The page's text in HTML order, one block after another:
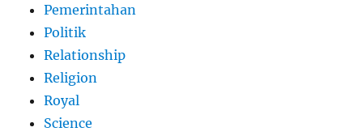
Pemerintahan
Politik
Relationship
Religion
Royal
Science